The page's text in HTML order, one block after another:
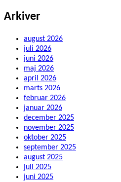
Arkiver
august 2026
juli 2026
juni 2026
maj 2026
april 2026
marts 2026
februar 2026
januar 2026
december 2025
november 2025
oktober 2025
september 2025
august 2025
juli 2025
juni 2025